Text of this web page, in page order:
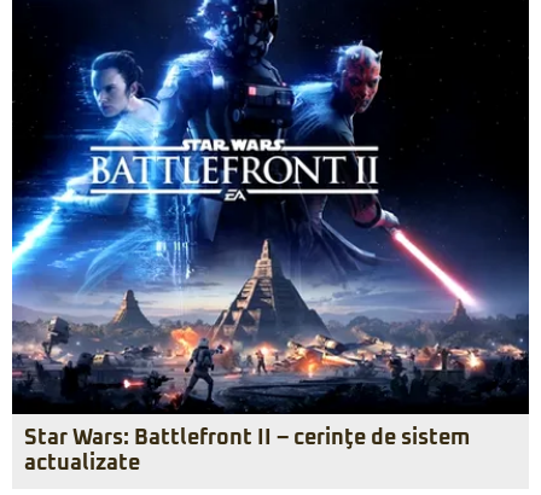
Star Wars: Battlefront II – cerinţe de sistem
actualizate